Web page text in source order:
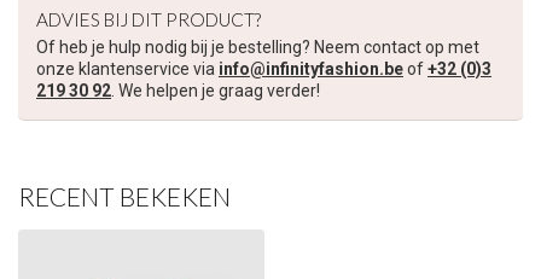
ADVIES BIJ DIT PRODUCT?
Of heb je hulp nodig bij je bestelling? Neem contact op met
onze klantenservice via info@infinityfashion.beof+32 (0)3
219 30 92. We helpen je graag verder!
RECENT BEKEKEN